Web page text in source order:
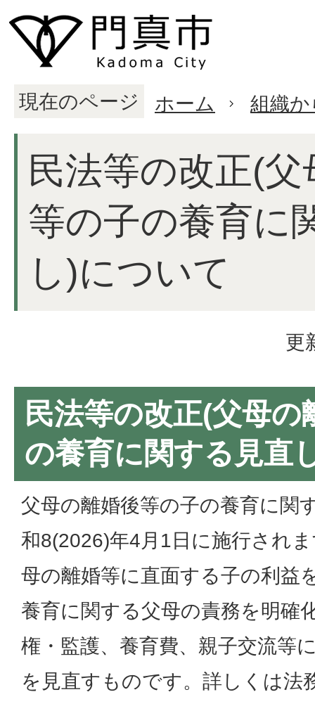
現在のページ ホーム 組織
民法等の改正(
等の子の養育に
し)について
更
民法等の改正(父母の
の養育に関する見直
父母の離婚後等の子の養育に関
和8(2026)年4月1日に施行され
母の離婚等に直面する子の利益
養育に関する父母の責務を明確
権・監護、養育費、親子交流等
を見直すものです。詳しくは法